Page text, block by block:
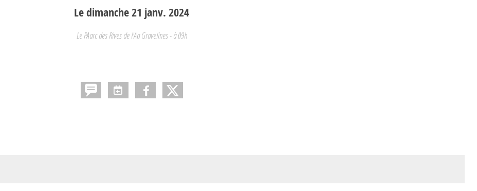
Ledimanche21 janv.2024
Le PAarc des Rives de l'Aa Gravelines - à 09h